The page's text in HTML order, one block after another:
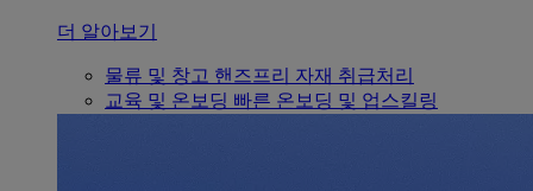
더 알아보기
물류 및 창고 핸즈프리 자재 취급처리
교육 및 온보딩 빠른 온보딩 및 업스킬링